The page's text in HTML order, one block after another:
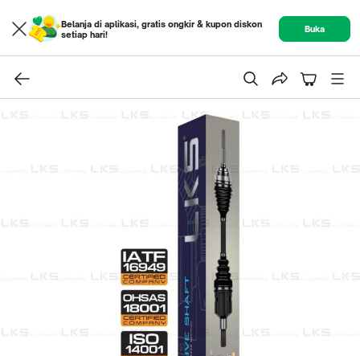
Belanja di aplikasi, gratis ongkir & kupon diskon
setiap hari!
Buka